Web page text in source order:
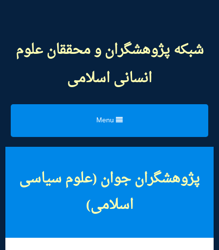
شبکه پژوهشگران و محققان علوم
انسانی اسلامی
پژوهشگران جوان (علوم سیاسی
اسلامی)